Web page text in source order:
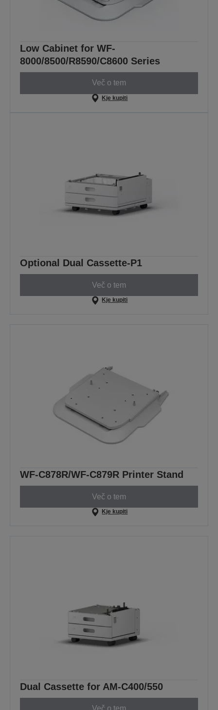
Low Cabinet for WF-
8000/8500/R8590/C8600 Series
Več o tem
Kje kupiti
Optional Dual Cassette-P1
Več o tem
Kje kupiti
WF-C878R/WF-C879R Printer Stand
Več o tem
Kje kupiti
Dual Cassette for AM-C400/550